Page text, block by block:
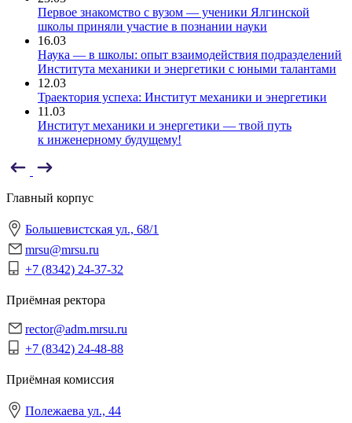
Первое знакомство с вузом — ученики Ялгинской
школы приняли участие в познании науки
16.03
Наука — в школы: опыт взаимодействия подразделений
Института механики и энергетики с юными талантами
12.03
Траектория успеха: Институт механики и энергетики
11.03
Институт механики и энергетики — твой путь
к инженерному будущему!
Главный корпус
Большевистская ул., 68/1
mrsu@mrsu.ru
+7 (8342) 24-37-32
Приёмная ректора
rector@adm.mrsu.ru
+7 (8342) 24-48-88
Приёмная комиссия
Полежаева ул., 44